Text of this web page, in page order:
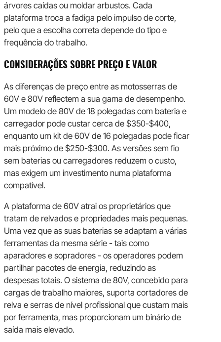
árvores caídas ou moldar arbustos. Cada
plataforma troca a fadiga pelo impulso de corte,
pelo que a escolha correta depende do tipo e
frequência do trabalho.
CONSIDERAÇÕES SOBRE PREÇO E VALOR
As diferenças de preço entre as motosserras de
60V e 80V reflectem a sua gama de desempenho.
Um modelo de 80V de 18 polegadas com bateria e
carregador pode custar cerca de $350-$400,
enquanto um kit de 60V de 16 polegadas pode ficar
mais próximo de $250-$300. As versões sem fio
sem baterias ou carregadores reduzem o custo,
mas exigem um investimento numa plataforma
compatível.
A plataforma de 60V atrai os proprietários que
tratam de relvados e propriedades mais pequenas.
Uma vez que as suas baterias se adaptam a várias
ferramentas da mesma série - tais como
aparadores e sopradores - os operadores podem
partilhar pacotes de energia, reduzindo as
despesas totais. O sistema de 80V, concebido para
cargas de trabalho maiores, suporta cortadores de
relva e serras de nível profissional que custam mais
por ferramenta, mas proporcionam um binário de
saída mais elevado.